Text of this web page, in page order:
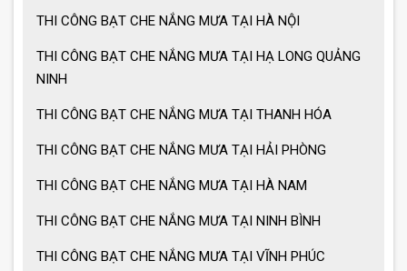
Lưu ý khi sử dụng ô dù che nắng mưa
Cách chọn ô dù che nắng mưa
THI CÔNG BẠT CHE NẮNG MƯA TẠI HÀ NỘI
THI CÔNG BẠT CHE NẮNG MƯA TẠI HẠ LONG QUẢNG
NINH
THI CÔNG BẠT CHE NẮNG MƯA TẠI THANH HÓA
THI CÔNG BẠT CHE NẮNG MƯA TẠI HẢI PHÒNG
THI CÔNG BẠT CHE NẮNG MƯA TẠI HÀ NAM
THI CÔNG BẠT CHE NẮNG MƯA TẠI NINH BÌNH
THI CÔNG BẠT CHE NẮNG MƯA TẠI VĨNH PHÚC